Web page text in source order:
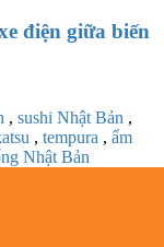
điện giữa biến
, sushi Nhật Bản ,
, tempura , ẩm
Nhật Bản